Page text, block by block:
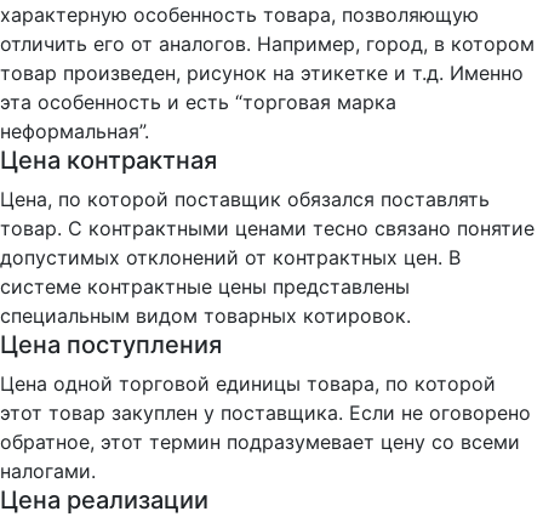
характерную особенность товара, позволяющую
отличить его от аналогов. Например, город, в котором
товар произведен, рисунок на этикетке и т.д. Именно
эта особенность и есть “торговая марка
неформальная”.
Цена контрактная
Цена, по которой поставщик обязался поставлять
товар. С контрактными ценами тесно связано понятие
допустимых отклонений от контрактных цен. В
системе контрактные цены представлены
специальным видом товарных котировок.
Цена поступления
Цена одной торговой единицы товара, по которой
этот товар закуплен у поставщика. Если не оговорено
обратное, этот термин подразумевает цену со всеми
налогами.
Цена реализации